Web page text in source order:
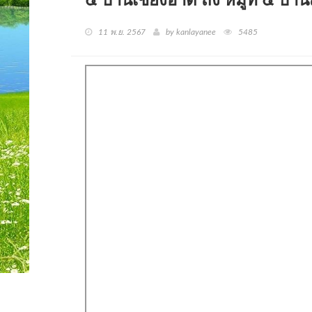
11 พ.ย. 2567 by kanlayanee 5485